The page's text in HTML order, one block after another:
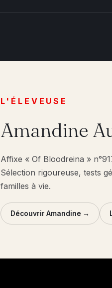
L'ÉLEVEUSE
Amandine
Affixe « Of Bloodreina »
Sélection rigoureuse, tests
familles à vie.
Découvrir Amandine →